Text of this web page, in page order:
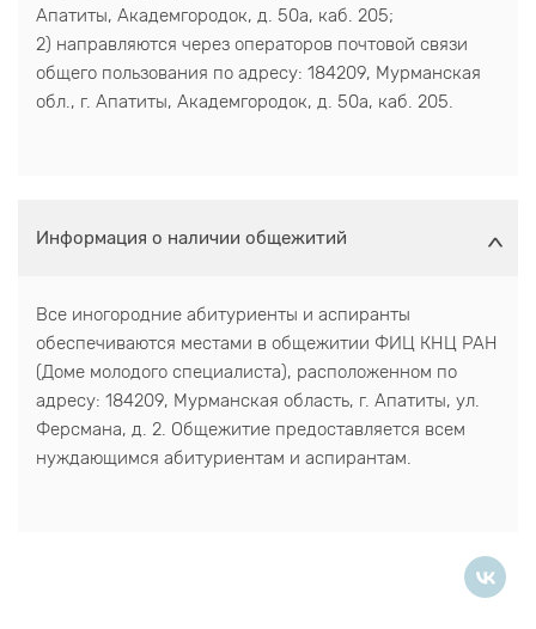
Апатиты, Академгородок, д. 50а, каб. 205;
2) направляются через операторов почтовой связи
общего пользования по адресу: 184209, Мурманская
обл., г. Апатиты, Академгородок, д. 50а, каб. 205.
Информация о наличии общежитий
Все иногородние абитуриенты и аспиранты
обеспечиваются местами в общежитии ФИЦ КНЦ РАН
(Доме молодого специалиста), расположенном по
адресу: 184209, Мурманская область, г. Апатиты, ул.
Ферсмана, д. 2. Общежитие предоставляется всем
нуждающимся абитуриентам и аспирантам.